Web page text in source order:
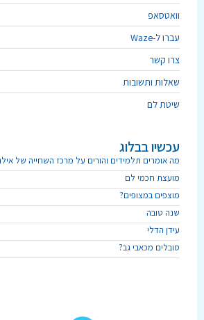
וואטסאפ
עברו ל-Waze
צרו קשר
שאלות ותשובות
שיטת לם
עכשיו בבלוג
מה אומרים תלמידים והורים על מרכז השחייה של
מועצת חכמי לם
מוצפים במצופים?
שנה טובה
עידן הדלי
סובלים מכאבי גב?